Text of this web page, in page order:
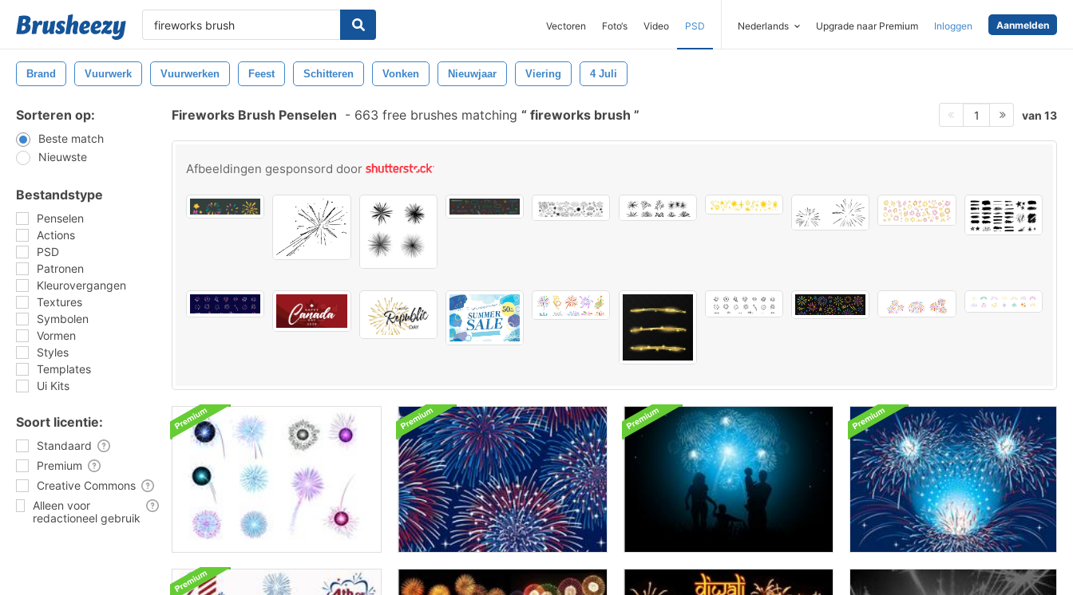
Vectoren Foto‘s Video PSD Nederlands Upgrade naar Premium Inloggen Aanmelden
Brand Vuurwerk Vuurwerken Feest Schitteren Vonken Nieuwjaar Viering 4 Juli
Sorteren op:
Beste match
Nieuwste
Bestandstype
Penselen
Actions
PSD
Patronen
Kleurovergangen
Textures
Symbolen
Vormen
Styles
Templates
Ui Kits
Soort licentie:
Standaard
Premium
Creative Commons
Alleen voor
redactioneel gebruik
Fireworks Brush Penselen - 663 free brushes matching fireworks brush 1 van 13
Afbeeldingen gesponsord door